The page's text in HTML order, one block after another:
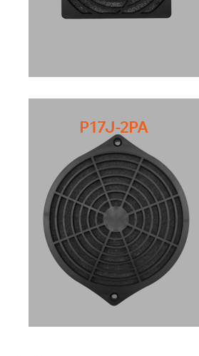
P17J-2PA